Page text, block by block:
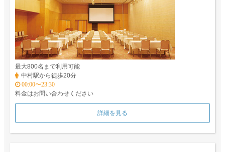
最大800名まで利用可能
中村駅から徒歩20分
00:00〜23:30
料金はお問い合わせください
詳細を見る